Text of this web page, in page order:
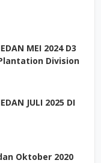
MEI 2024 D3
Division
JULI 2025 DI
Oktober 2020